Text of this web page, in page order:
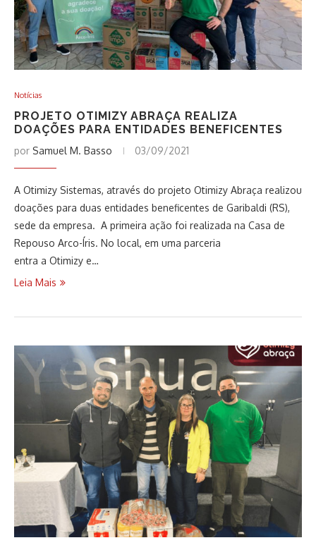
Notícias
PROJETO OTIMIZY ABRAÇA REALIZA
DOAÇÕES PARA ENTIDADES BENEFICENTES
por Samuel M. Basso 03/09/2021
A Otimizy Sistemas, através do projeto Otimizy Abraça realizou
doações para duas entidades beneficentes de Garibaldi (RS),
sede da empresa. A primeira ação foi realizada na Casa de
Repouso Arco-Íris. No local, em uma parceria
entra a Otimizy e…
Leia Mais